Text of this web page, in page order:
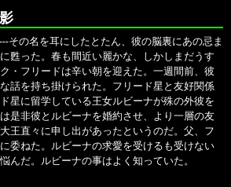
その名を耳にしたとたん、彼の脳裏にあの忌ま
甦った。春も間近い麗かな、しかしまだうす
・フリードは辛い朝を迎えた。一週間前、彼
話を持ち掛けられた。フリード星と友好関係
星に留学している王女ルビーナが殊の外彼を
是非彼とルビーナを婚約させ、より一層の友
王直々に申し出があったというのだ。父、フ
委ねた。ルビーナの求愛を受けるも受けない
んだ。ルビーナの事はよく知っていた。